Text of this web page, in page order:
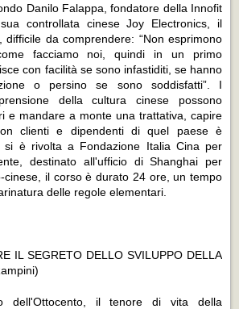
Danilo Falappa, fondatore della Innofit
controllata cinese Joy Electronics, il
difficile da comprendere: “Non esprimono
facciamo noi, quindi in un primo
con facilità se sono infastiditi, se hanno
o persino se sono soddisfatti”. I
della cultura cinese possono
e mandare a monte una trattativa, capire
clienti e dipendenti di quel paese è
si è rivolta a Fondazione Italia Cina per
destinato all'ufficio di Shanghai per
cinese, il corso è durato 24 ore, un tempo
delle regole elementari.
IL SEGRETO DELLO SVILUPPO DELLA
dell'Ottocento, il tenore di vita della